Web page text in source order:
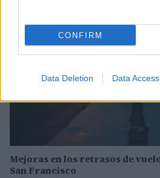
CONFIRM
Data Deletion Data Access
Mejoras en los retrasos de
San Francisco